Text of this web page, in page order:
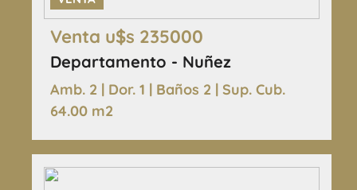
Venta u$s 235000
Departamento - Nuñez
Amb. 2 | Dor. 1 | Baños 2 | Sup. Cub.
64.00 m2